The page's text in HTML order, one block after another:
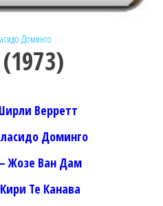
Доминго
Верретт
Доминго
Жозе Ван Дам
Те Канава